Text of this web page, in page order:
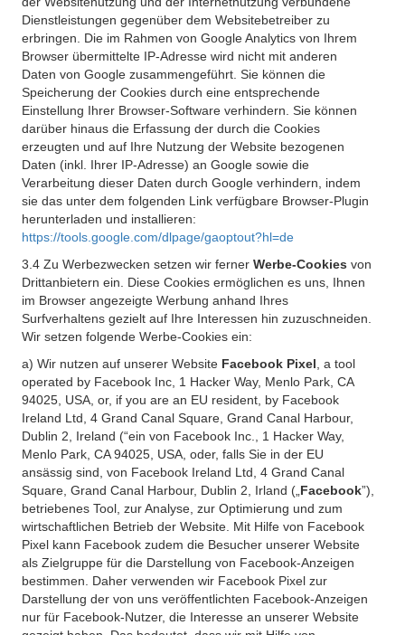
Dienstleistungen gegenüber dem Websitebetreiber zu
erbringen. Die im Rahmen von Google Analytics von Ihrem
Browser übermittelte IP-Adresse wird nicht mit anderen
Daten von Google zusammengeführt. Sie können die
Speicherung der Cookies durch eine entsprechende
Einstellung Ihrer Browser-Software verhindern. Sie können
darüber hinaus die Erfassung der durch die Cookies
erzeugten und auf Ihre Nutzung der Website bezogenen
Daten (inkl. Ihrer IP-Adresse) an Google sowie die
Verarbeitung dieser Daten durch Google verhindern, indem
sie das unter dem folgenden Link verfügbare Browser-Plugin
herunterladen und installieren:
https://tools.google.com/dlpage/gaoptout?hl=de
3.4 Zu Werbezwecken setzen wir ferner Werbe-Cookies von
Drittanbietern ein. Diese Cookies ermöglichen es uns, Ihnen
im Browser angezeigte Werbung anhand Ihres
Surfverhaltens gezielt auf Ihre Interessen hin zuzuschneiden.
Wir setzen folgende Werbe-Cookies ein:
a) Wir nutzen auf unserer Website Facebook Pixel , a tool
operated by Facebook Inc, 1 Hacker Way, Menlo Park, CA
94025, USA, or, if you are an EU resident, by Facebook
Ireland Ltd, 4 Grand Canal Square, Grand Canal Harbour,
Dublin 2, Ireland (“ein von Facebook Inc., 1 Hacker Way,
Menlo Park, CA 94025, USA, oder, falls Sie in der EU
ansässig sind, von Facebook Ireland Ltd, 4 Grand Canal
Square, Grand Canal Harbour, Dublin 2, Irland („ Facebook”),
betriebenes Tool, zur Analyse, zur Optimierung und zum
wirtschaftlichen Betrieb der Website. Mit Hilfe von Facebook
Pixel kann Facebook zudem die Besucher unserer Website
als Zielgruppe für die Darstellung von Facebook-Anzeigen
bestimmen. Daher verwenden wir Facebook Pixel zur
Darstellung der von uns veröffentlichten Facebook-Anzeigen
nur für Facebook-Nutzer, die Interesse an unserer Website